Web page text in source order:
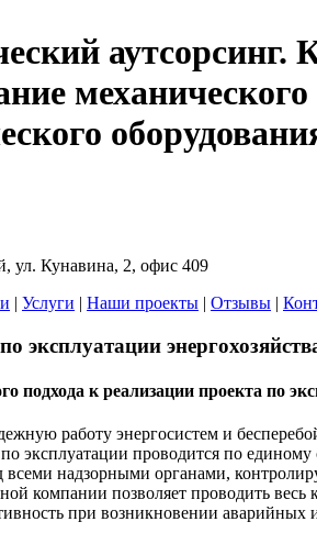
аутсорсинг.
механического
ул. Кунавина, 2, офис 409
| Услуги | Наши проекты | Отзывы |
эксплуатации
подхода к реализации проекта по
работу энергосистем и
эксплуатации проводится по единому
всеми надзорными органами,
компании позволяет проводить
при возникновении